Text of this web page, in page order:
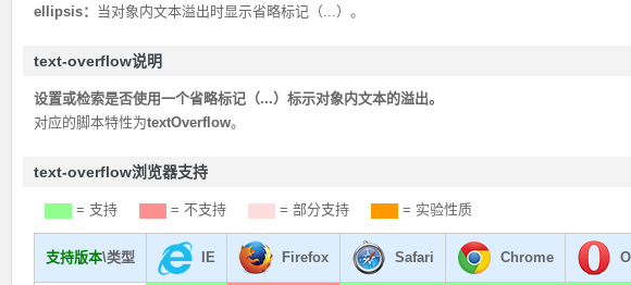
ellipsis： 当对象内文本溢出时显示省略标记（...）。
text-overflow说明
设置或检索是否使用一个省略标记（...）标示对象内文本的溢出。
对应的脚本特性为textOverflow。
text-overflow浏览器支持
= 支持 = 不支持 = 部分支持 = 实验性质
支持版本\类型 IE Firefox Safari Chrome